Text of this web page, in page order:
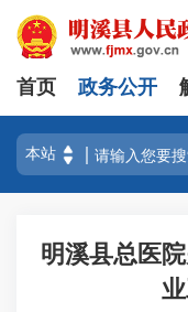
首页 政务公开
明溪县总医